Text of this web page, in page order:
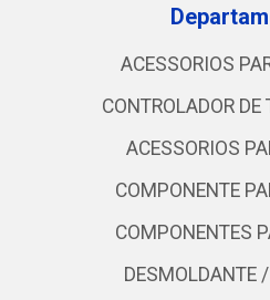
ACESSORIOS
CONTROLADOR DE
ACESSORIOS
COMPONENTE
COMPONENTES
DESMOLDANTE